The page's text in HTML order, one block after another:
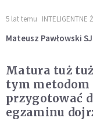
5 lat temu INTELIGENTNE
Mateusz Pawłowski SJ
Matura tuż
tym metodom
przygotować
egzaminu